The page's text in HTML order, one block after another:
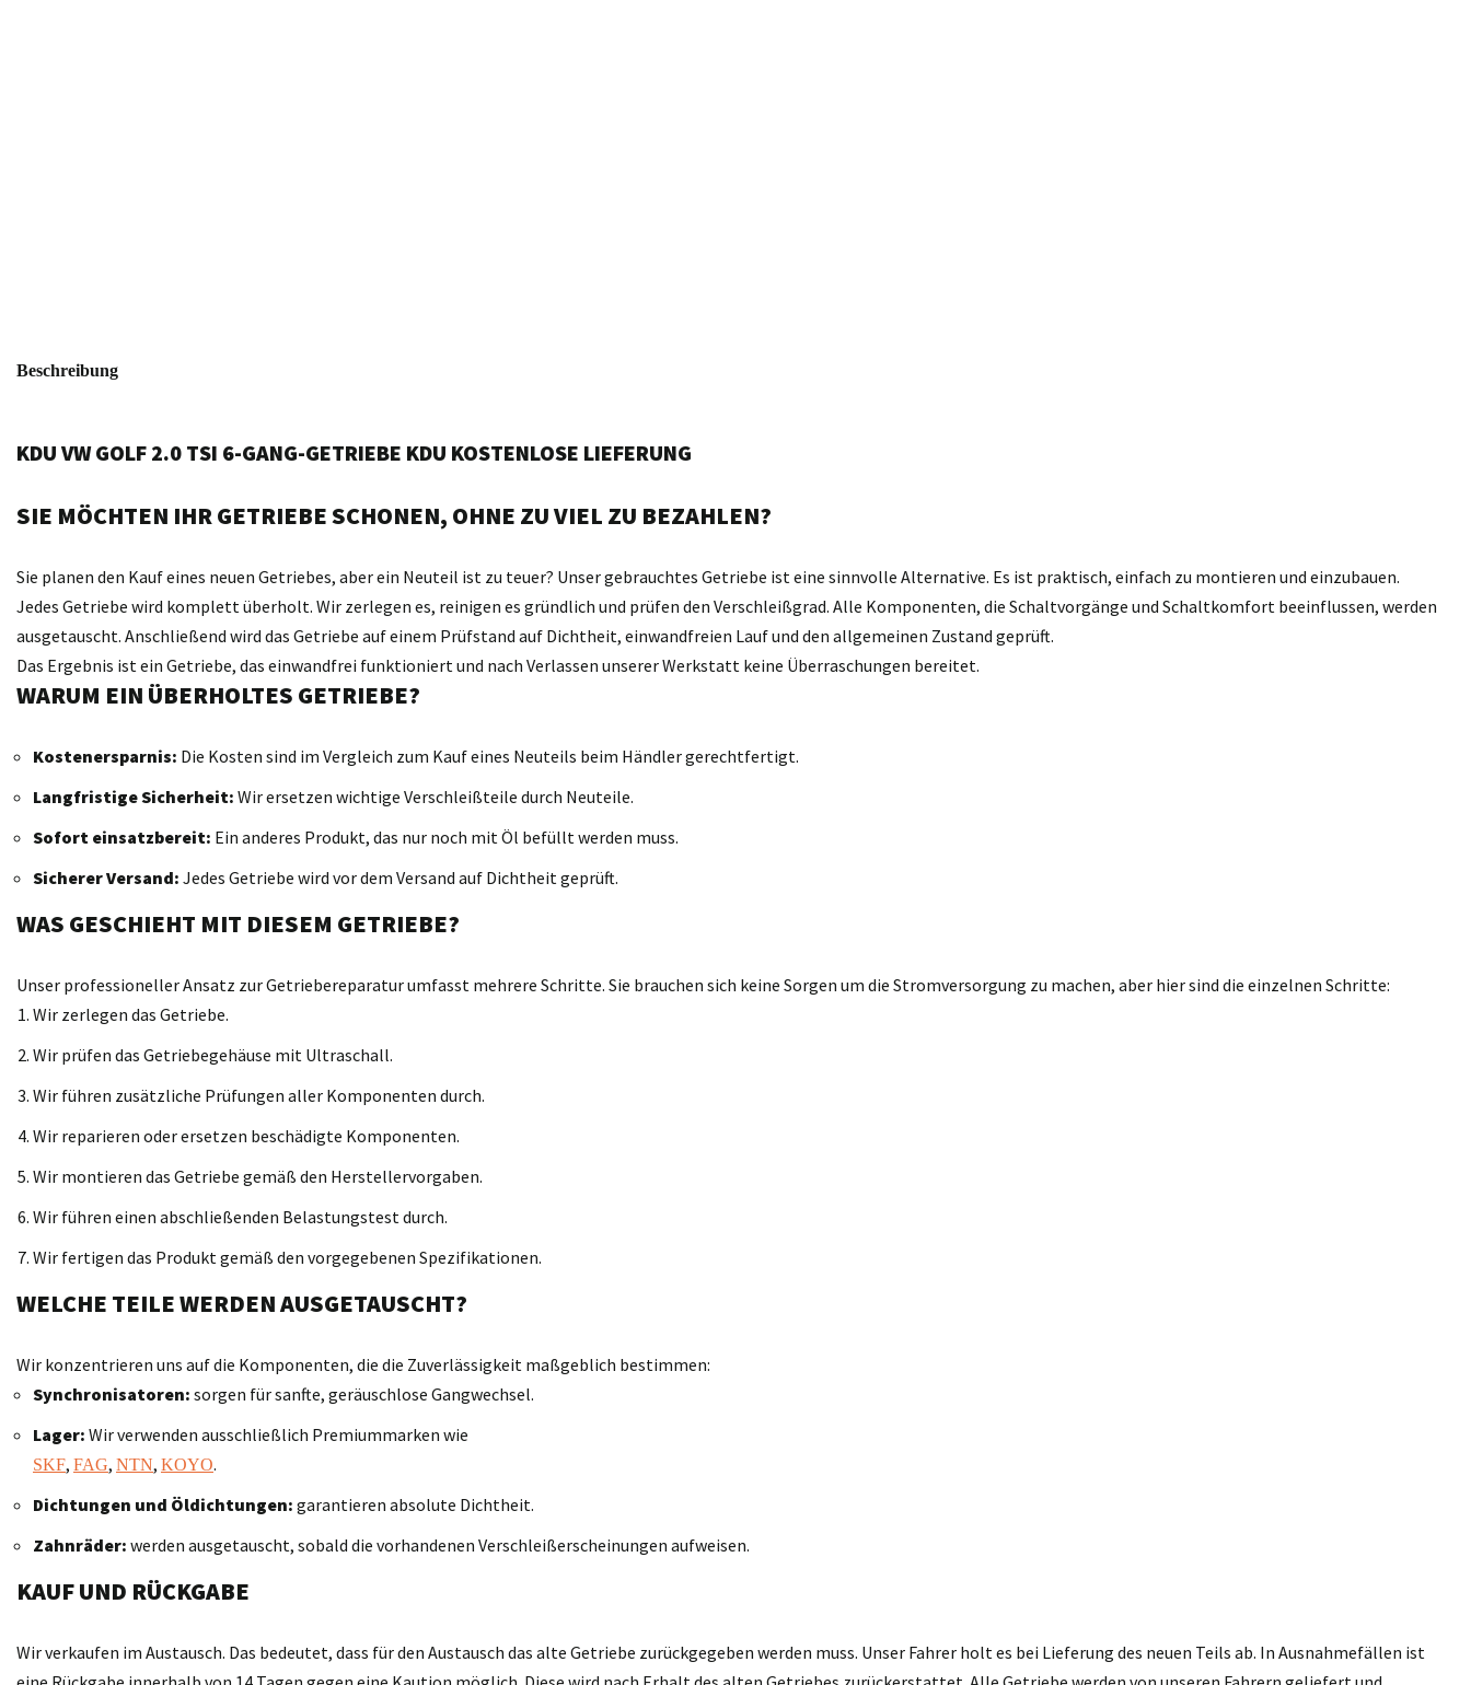
Beschreibung
KDU VW GOLF 2.0 TSI 6-GANG-GETRIEBE KDU KOSTENLOSE LIEFERUNG
SIE MÖCHTEN IHR GETRIEBE SCHONEN, OHNE ZU VIEL ZU BEZAHLEN?
Sie planen den Kauf eines neuen Getriebes, aber ein Neuteil ist zu teuer? Unser gebrauchtes Getriebe ist eine sinnvolle Alternative. Es ist praktisch, einfach zu montieren und einzubauen.
Jedes Getriebe wird komplett überholt. Wir zerlegen es, reinigen es gründlich und prüfen den Verschleißgrad. Alle Komponenten, die Schaltvorgänge und Schaltkomfort beeinflussen, werden
ausgetauscht. Anschließend wird das Getriebe auf einem Prüfstand auf Dichtheit, einwandfreien Lauf und den allgemeinen Zustand geprüft.
Das Ergebnis ist ein Getriebe, das einwandfrei funktioniert und nach Verlassen unserer Werkstatt keine Überraschungen bereitet.
WARUM EIN ÜBERHOLTES GETRIEBE?
Kostenersparnis: Die Kosten sind im Vergleich zum Kauf eines Neuteils beim Händler gerechtfertigt.
Langfristige Sicherheit: Wir ersetzen wichtige Verschleißteile durch Neuteile.
Sofort einsatzbereit: Ein anderes Produkt, das nur noch mit Öl befüllt werden muss.
Sicherer Versand: Jedes Getriebe wird vor dem Versand auf Dichtheit geprüft.
WAS GESCHIEHT MIT DIESEM GETRIEBE?
Unser professioneller Ansatz zur Getriebereparatur umfasst mehrere Schritte. Sie brauchen sich keine Sorgen um die Stromversorgung zu machen, aber hier sind die einzelnen Schritte:
Wir zerlegen das Getriebe.
Wir prüfen das Getriebegehäuse mit Ultraschall.
Wir führen zusätzliche Prüfungen aller Komponenten durch.
Wir reparieren oder ersetzen beschädigte Komponenten.
Wir montieren das Getriebe gemäß den Herstellervorgaben.
Wir führen einen abschließenden Belastungstest durch.
Wir fertigen das Produkt gemäß den vorgegebenen Spezifikationen.
WELCHE TEILE WERDEN AUSGETAUSCHT?
Wir konzentrieren uns auf die Komponenten, die die Zuverlässigkeit maßgeblich bestimmen:
Synchronisatoren: sorgen für sanfte, geräuschlose Gangwechsel.
Lager: Wir verwenden ausschließlich Premiummarken wie
SKF, FAG, NTN, KOYO.
Dichtungen und Öldichtungen: garantieren absolute Dichtheit.
Zahnräder: werden ausgetauscht, sobald die vorhandenen Verschleißerscheinungen aufweisen.
KAUF UND RÜCKGABE
Wir verkaufen im Austausch. Das bedeutet, dass für den Austausch das alte Getriebe zurückgegeben werden muss. Unser Fahrer holt es bei Lieferung des neuen Teils ab. In Ausnahmefällen ist